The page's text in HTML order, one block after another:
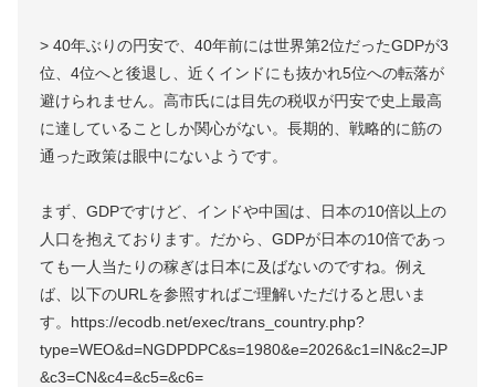
> 40年ぶりの円安で、40年前には世界第2位だったGDPが3
位、4位へと後退し、近くインドにも抜かれ5位への転落が
避けられません。高市氏には目先の税収が円安で史上最高
に達していることしか関心がない。長期的、戦略的に筋の
通った政策は眼中にないようです。
まず、GDPですけど、インドや中国は、日本の10倍以上の
人口を抱えております。だから、GDPが日本の10倍であっ
ても一人当たりの稼ぎは日本に及ばないのですね。例え
ば、以下のURLを参照すればご理解いただけると思いま
す。https://ecodb.net/exec/trans_country.php?
type=WEO&d=NGDPDPC&s=1980&e=2026&c1=IN&c2=JP
&c3=CN&c4=&c5=&c6=